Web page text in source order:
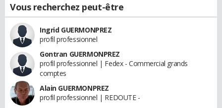
Vous recherchez peut-être
Ingrid GUERMONPREZ
profil professionnel
Gontran GUERMONPREZ
profil professionnel | Fedex - Commercial grands
comptes
Alain GUERMONPREZ
profil professionnel | REDOUTE -